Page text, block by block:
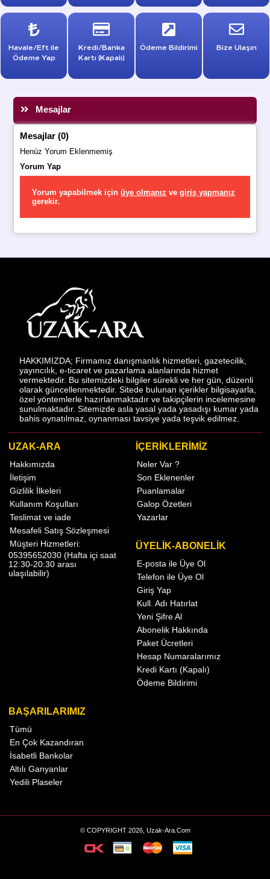
Havale/Eft ile
Ödeme Yap
Kredi/Banka
Kartı (Kapalı)
Ödeme Bildirimi Bize Ulaşın
Mesajlar
Mesajlar (0)
Henüz Yorum Eklenmemiş
Yorum Yap
Yorum yapabilmek içinüye olmanız vegiriş yapmanız
gerekir.
HAKKIMIZDA; Firmamız danışmanlık hizmetleri, gazetecilik,
yayıncılık, e-ticaret ve pazarlama alanlarında hizmet
vermektedir. Bu sitemizdeki bilgiler sürekli ve her gün, düzenli
olarak güncellenmektedir. Sitede bulunan içerikler bilgisayarla,
özel yöntemlerle hazırlanmaktadır ve takipçilerin incelemesine
sunulmaktadır. Sitemizde asla yasal yada yasadışı kumar yada
bahis oynatılmaz, oynanması tavsiye yada teşvik edilmez.
UZAK-ARA
Hakkımızda
İletişim
Gizlilik İlkeleri
Kullanım Koşulları
Teslimat ve iade
Mesafeli Satış Sözleşmesi
Müşteri Hizmetleri:
05395652030 (Hafta içi saat
12:30-20:30 arası
ulaşılabilir)
İÇERİKLERİMİZ
Neler Var ?
Son Eklenenler
Puanlamalar
Galop Özetleri
Yazarlar
ÜYELİK-ABONELİK
E-posta ile Üye Ol
Telefon ile Üye Ol
Giriş Yap
Kull. Adı Hatırlat
Yeni Şifre Al
Abonelik Hakkında
Paket Ücretleri
Hesap Numaralarımız
Kredi Kartı (Kapalı)
Ödeme Bildirimi
BAŞARILARIMIZ
Tümü
En Çok Kazandıran
İsabetli Bankolar
Altılı Ganyanlar
Yedili Plaseler
© COPYRIGHT 2026, Uzak-Ara.Com